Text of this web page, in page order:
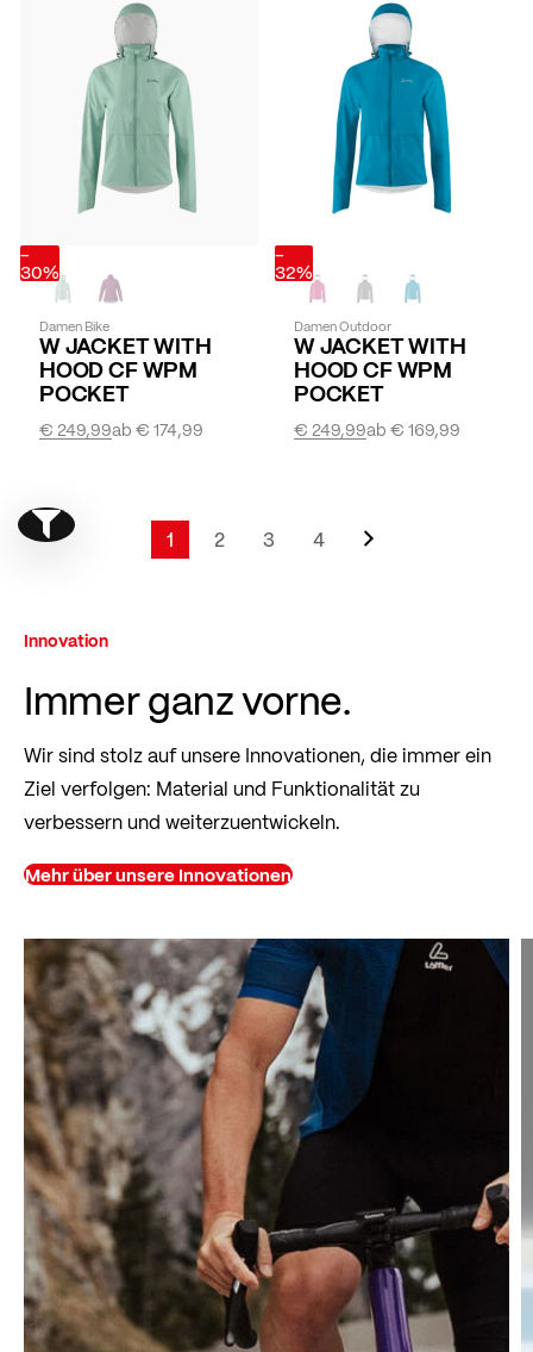
-
30%
Damen Bike
W JACKET WITH
HOOD CF WPM
POCKET
ab€ 174,99
€ 249,99
-
32%
Damen Outdoor
W JACKET WITH
HOOD CF WPM
POCKET
ab€ 169,99
€ 249,99
SeiteSie lesen gerade Seite
1 Seite
2 Seite
3 Seite
4
Show filter
Innovation
Immer ganz vorne.
Wir sind stolz auf unsere Innovationen, die immer ein
Ziel verfolgen: Material und Funktionalität zu
verbessern und weiterzuentwickeln.
Mehr über unsere Innovationen